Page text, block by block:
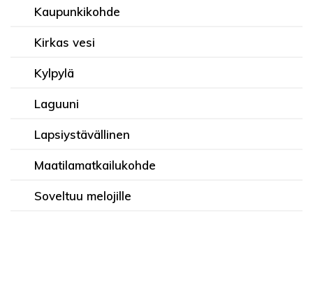
Kaupunkikohde
Kirkas vesi
Kylpylä
Laguuni
Lapsiystävällinen
Maatilamatkailukohde
Soveltuu melojille